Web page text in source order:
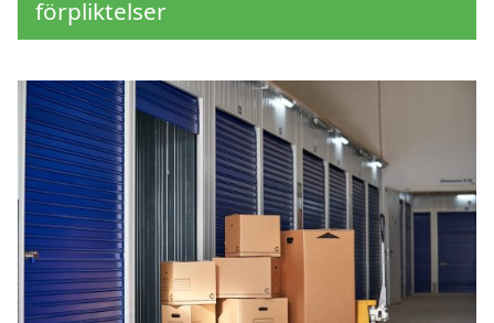
förpliktelser